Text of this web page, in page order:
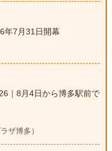
年7月31日開幕
｜8月4日から博多駅前で
ザ博多）